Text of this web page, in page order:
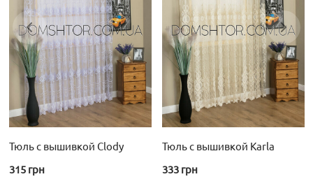
Тюль с вышивкой Clody
315 грн
Тюль с вышивкой Karla
333 грн